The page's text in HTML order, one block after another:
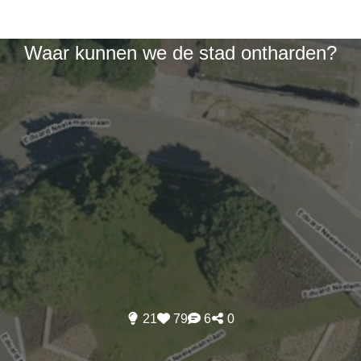
Waar kunnen we de stad ontharden?
21 79 6 0
locaties werden reeds